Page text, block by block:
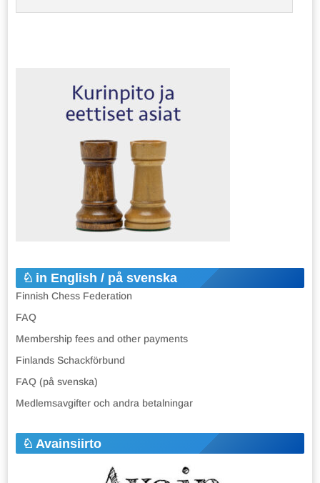
in English / på svenska
Finnish Chess Federation
FAQ
Membership fees and other payments
Finlands Schackförbund
FAQ (på svenska)
Medlemsavgifter och andra betalningar
Avainsiirto